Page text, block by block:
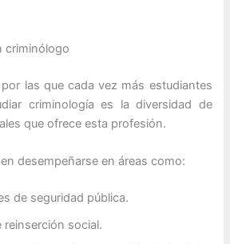
criminólogo
las que cada vez más estudiantes
criminología es la diversidad de
que ofrece esta profesión.
desempeñarse en áreas como:
de seguridad pública.
reinserción social.